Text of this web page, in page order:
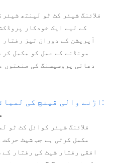
فلائنگ شیئر کٹ ٹو لینتھ
کے لیے ایک خودکار
آپریشن کے دوران تیز
مونڈنے کے عمل کو مکمل کر
دھاتی پروسیسنگ کی صنعتوں
اڑنے والی قینچ کی لمبائی کی لکیر کی خصوصیات:
فلائنگ شیئر کوائل کٹ ٹو
مکمل کرتی ہے جب شیٹ
افقی رفتار شیٹ کی رفتار